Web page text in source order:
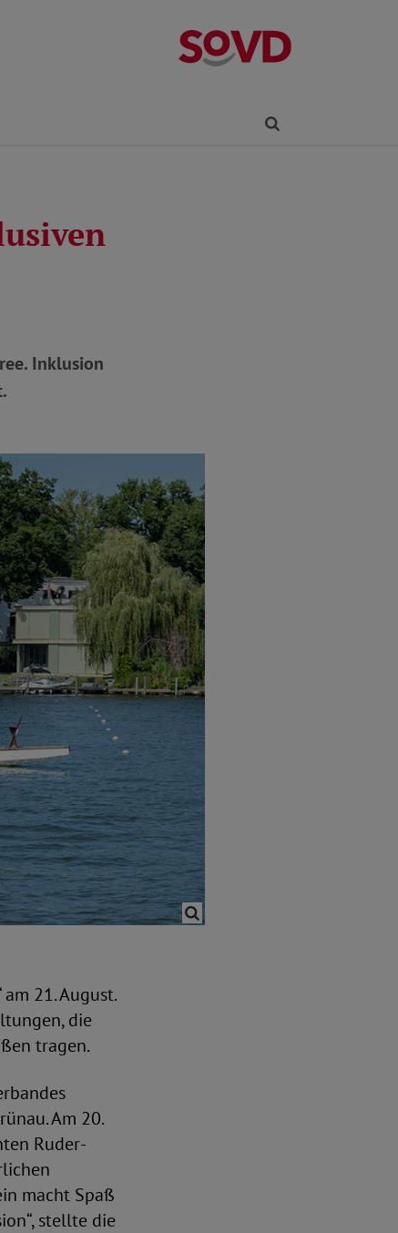
Kreisverband
Inklusion
21. August.
die
tragen.
Am 20.
Ruder-
macht Spaß
stellte die